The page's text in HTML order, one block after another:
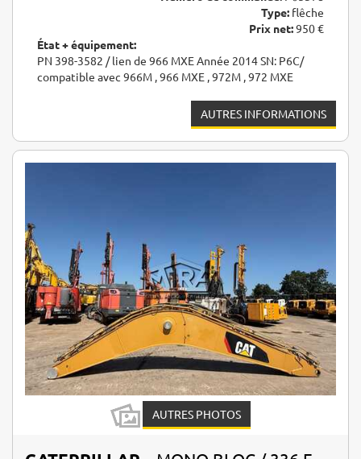
Type: flêche
Prix net:950 €
État + équipement:
PN 398-3582 / lien de 966 MXE Année 2014 SN: P6C/
compatible avec 966M , 966 MXE , 972M , 972 MXE
AUTRES INFORMATIONS
AUTRES PHOTOS